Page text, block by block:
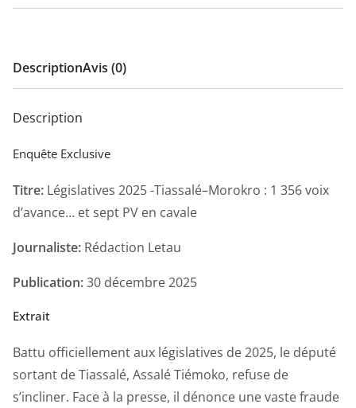
Morokro
d’avance…
et
PV
en
-
Enquête
DescriptionAvis (0)
Description
Enquête Exclusive
Titre: Législatives 2025 -Tiassalé–Morokro : 1 356 voix
d’avance… et sept PV en cavale
Journaliste: Rédaction Letau
Publication:30 décembre 2025
Extrait
Battu officiellement aux législatives de 2025, le député
sortant de Tiassalé, Assalé Tiémoko, refuse de
s’incliner. Face à la presse, il dénonce une vaste fraude